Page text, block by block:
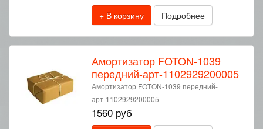
+ В корзину Подробнее
Амортизатор FOTON-1039
передний-арт-1102929200005
Амортизатор FOTON-1039 передний-
арт-1102929200005
1560 руб